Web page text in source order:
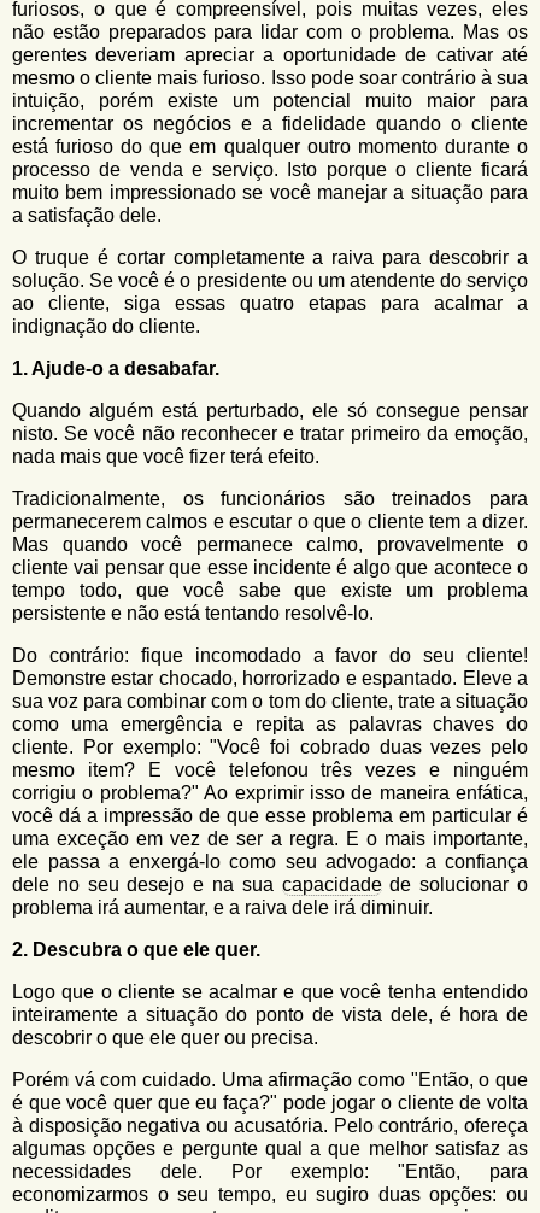
d
e
b
u
s
c
a
h
o
furiosos, o que é compreensível, pois muitas vezes, eles
não estão preparados para lidar com o problema. Mas os
gerentes deveriam apreciar a oportunidade de cativar até
mesmo o cliente mais furioso. Isso pode soar contrário à sua
intuição, porém existe um potencial muito maior para
incrementar os negócios e a fidelidade quando o cliente
está furioso do que em qualquer outro momento durante o
processo de venda e serviço. Isto porque o cliente ficará
muito bem impressionado se você manejar a situação para
a satisfação dele.
O truque é cortar completamente a raiva para descobrir a
solução. Se você é o presidente ou um atendente do serviço
ao cliente, siga essas quatro etapas para acalmar a
indignação do cliente.
1. Ajude-o a desabafar.
Quando alguém está perturbado, ele só consegue pensar
nisto. Se você não reconhecer e tratar primeiro da emoção,
nada mais que você fizer terá efeito.
Tradicionalmente, os funcionários são treinados para
permanecerem calmos e escutar o que o cliente tem a dizer.
Mas quando você permanece calmo, provavelmente o
cliente vai pensar que esse incidente é algo que acontece o
tempo todo, que você sabe que existe um problema
persistente e não está tentando resolvê-lo.
Do contrário: fique incomodado a favor do seu cliente!
Demonstre estar chocado, horrorizado e espantado. Eleve a
sua voz para combinar com o tom do cliente, trate a situação
como uma emergência e repita as palavras chaves do
cliente. Por exemplo: "Você foi cobrado duas vezes pelo
mesmo item? E você telefonou três vezes e ninguém
corrigiu o problema?" Ao exprimir isso de maneira enfática,
você dá a impressão de que esse problema em particular é
uma exceção em vez de ser a regra. E o mais importante,
ele passa a enxergá-lo como seu advogado: a confiança
dele no seu desejo e na sua capacidadede solucionar o
problema irá aumentar, e a raiva dele irá diminuir.
2. Descubra o que ele quer.
Logo que o cliente se acalmar e que você tenha entendido
inteiramente a situação do ponto de vista dele, é hora de
descobrir o que ele quer ou precisa.
Porém vá com cuidado. Uma afirmação como "Então, o que
é que você quer que eu faça?" pode jogar o cliente de volta
à disposição negativa ou acusatória. Pelo contrário, ofereça
algumas opções e pergunte qual a que melhor satisfaz as
necessidades dele. Por exemplo: "Então, para
economizarmos o seu tempo, eu sugiro duas opções: ou